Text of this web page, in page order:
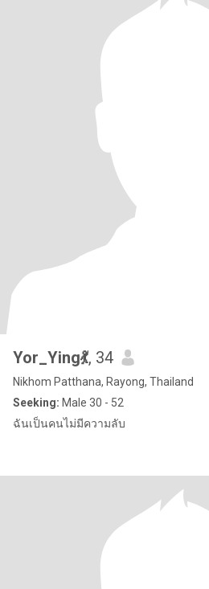
Yor_Ying💃, 34
Nikhom Patthana, Rayong, Thailand
Seeking: Male 30 - 52
ฉันเป็นคนไม่มีความลับ